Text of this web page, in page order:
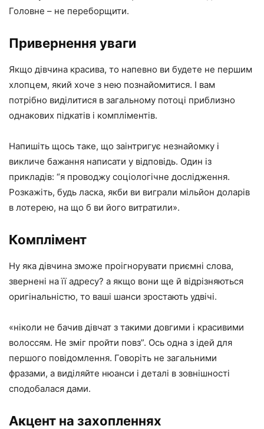
Головне – не переборщити.
Привернення уваги
Якщо дівчина красива, то напевно ви будете не першим
хлопцем, який хоче з нею познайомитися. І вам
потрібно виділитися в загальному потоці приблизно
однакових підкатів і компліментів.
Напишіть щось таке, що заінтригує незнайомку і
викличе бажання написати у відповідь. Один із
прикладів: “я проводжу соціологічне дослідження.
Розкажіть, будь ласка, якби ви виграли мільйон доларів
в лотерею, на що б ви його витратили».
Комплімент
Ну яка дівчина зможе проігнорувати приємні слова,
звернені на її адресу? а якщо вони ще й відрізняються
оригінальністю, то ваші шанси зростають удвічі.
«ніколи не бачив дівчат з такими довгими і красивими
волоссям. Не зміг пройти повз”. Ось одна з ідей для
першого повідомлення. Говоріть не загальними
фразами, а виділяйте нюанси і деталі в зовнішності
сподобалася дами.
Акцент на захопленнях